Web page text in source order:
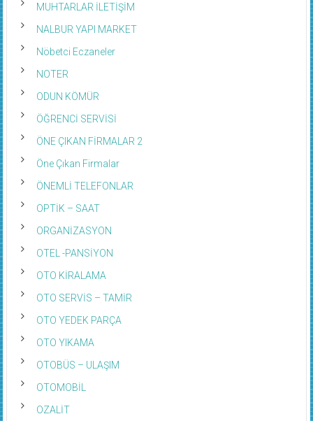
MUHTARLAR İLETİŞİM
NALBUR YAPI MARKET
Nöbetci Eczaneler
NOTER
ODUN KÖMÜR
ÖĞRENCİ SERVİSİ
ÖNE ÇIKAN FİRMALAR 2
Öne Çıkan Firmalar
ÖNEMLİ TELEFONLAR
OPTİK – SAAT
ORGANİZASYON
OTEL -PANSİYON
OTO KİRALAMA
OTO SERVİS – TAMİR
OTO YEDEK PARÇA
OTO YIKAMA
OTOBÜS – ULAŞIM
OTOMOBİL
OZALİT